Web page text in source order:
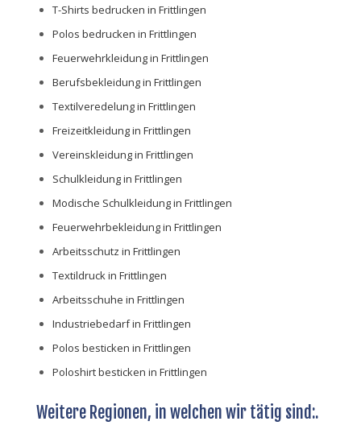
T-Shirts bedrucken in Frittlingen
Polos bedrucken in Frittlingen
Feuerwehrkleidung in Frittlingen
Berufsbekleidung in Frittlingen
Textilveredelung in Frittlingen
Freizeitkleidung in Frittlingen
Vereinskleidung in Frittlingen
Schulkleidung in Frittlingen
Modische Schulkleidung in Frittlingen
Feuerwehrbekleidung in Frittlingen
Arbeitsschutz in Frittlingen
Textildruck in Frittlingen
Arbeitsschuhe in Frittlingen
Industriebedarf in Frittlingen
Polos besticken in Frittlingen
Poloshirt besticken in Frittlingen
Weitere Regionen, in welchen wir tätig sind:.